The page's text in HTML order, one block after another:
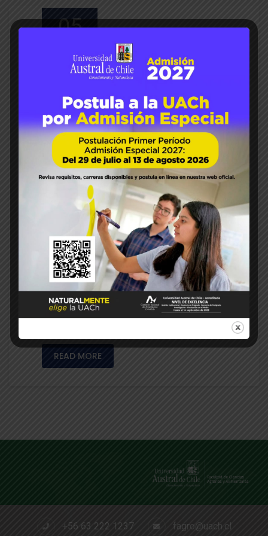
05
Luis Sánchez S
Gestación Tardía
magister en ciencias
mención producción animal
Ovejas
64
0
Investigación destaca buenos
resultados de suplementació
n en ovejas de gestación tardí
Tesis de Magíster estuvo enfocada a medir
los efectos de la incorporación de
concentrado comercial en la mantención de
la condición corporal y del peso vivo de las
ovejas en gestación. “Efecto de la
inclusión de un concentrado comercial
sobre parámetros productivos de ovejas en
pastoreo durante la gestación tardía”, se
READ MORE
+56 63 222 1237 fagro@uach.cl